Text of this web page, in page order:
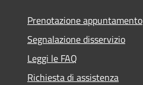
Prenotazione appuntamento
Segnalazione disservizio
Leggi le FAQ
Richiesta di assistenza